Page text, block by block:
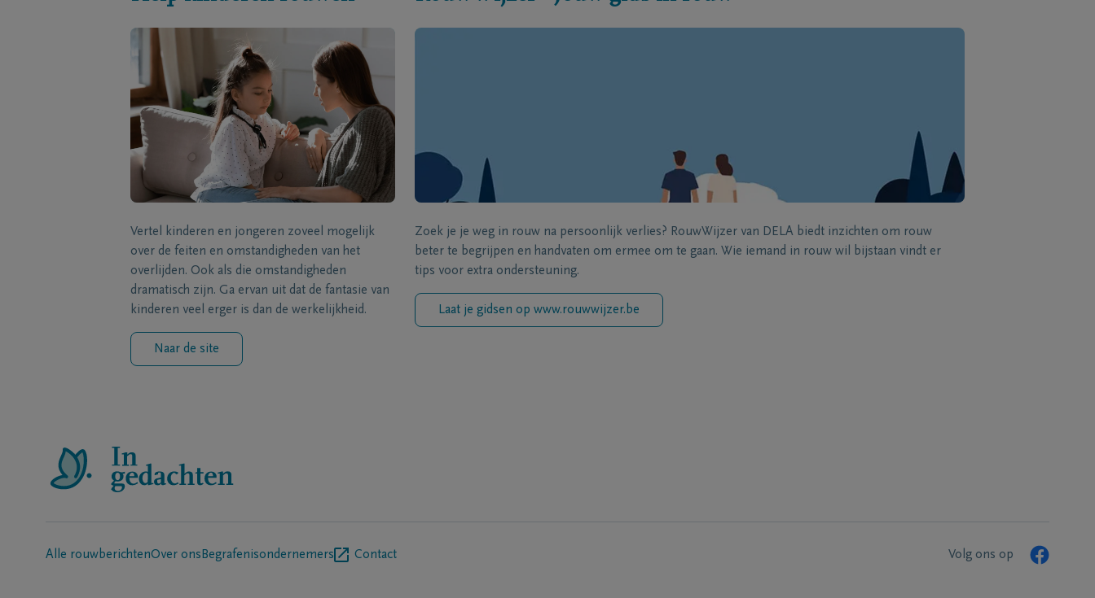
Vertel kinderen en jongeren zoveel mogelijk
over de feiten en omstandigheden van het
overlijden. Ook als die omstandigheden
dramatisch zijn. Ga ervan uit dat de fantasie van
kinderen veel erger is dan de werkelijkheid.
Naar de site
Zoek je je weg in rouw na persoonlijk verlies? RouwWijzer van DELA biedt inzichten om rouw
beter te begrijpen en handvaten om ermee om te gaan. Wie iemand in rouw wil bijstaan vindt er
tips voor extra ondersteuning.
Laat je gidsen op www.rouwwijzer.be
Alle rouwberichtenOver ons Begrafenisondernemers Contact Volg ons op